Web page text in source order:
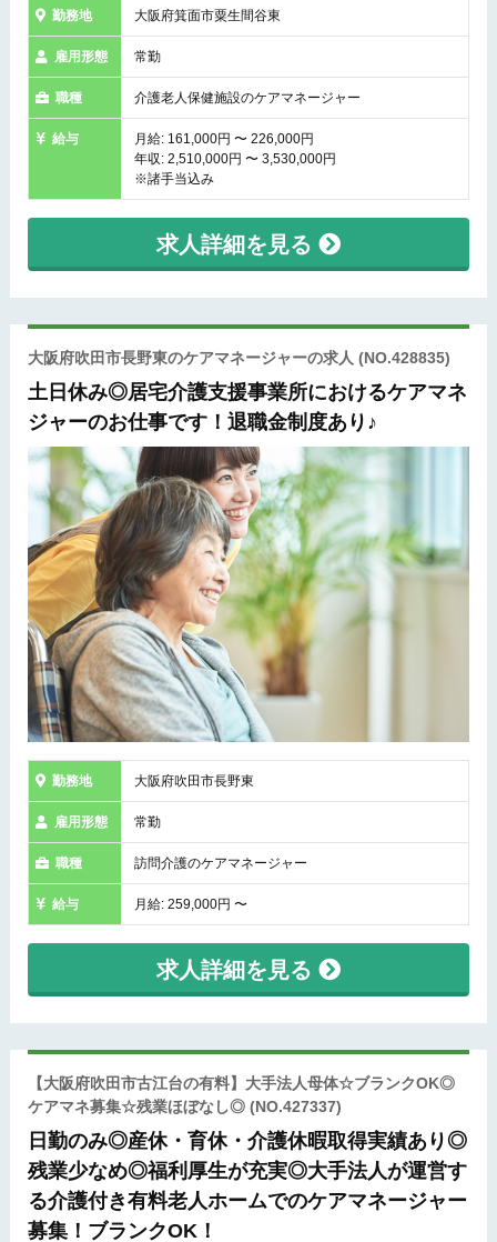
勤務地 大阪府箕面市粟生間谷東
雇用形態 常勤
職種 介護老人保健施設のケアマネージャー
給与
月給: 161,000円 〜 226,000円
年収: 2,510,000円 〜 3,530,000円
※諸手当込み
求人詳細を見る
大阪府吹田市長野東のケアマネージャーの求人 (NO.428835)
土日休み◎居宅介護支援事業所におけるケアマネ
ジャーのお仕事です！退職金制度あり♪
勤務地 大阪府吹田市長野東
雇用形態 常勤
職種 訪問介護のケアマネージャー
給与 月給: 259,000円 〜
求人詳細を見る
【大阪府吹田市古江台の有料】大手法人母体☆ブランクOK◎
ケアマネ募集☆残業ほぼなし◎ (NO.427337)
日勤のみ◎産休・育休・介護休暇取得実績あり◎
残業少なめ◎福利厚生が充実◎大手法人が運営す
る介護付き有料老人ホームでのケアマネージャー
募集！ブランクOK！